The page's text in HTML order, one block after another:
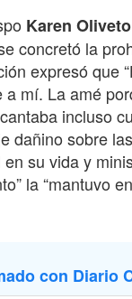
Karen Oliveto
concretó la
expresó que
mí. La amé
incluso
dañino sobre
su vida y
la “mantuvo
con Diario